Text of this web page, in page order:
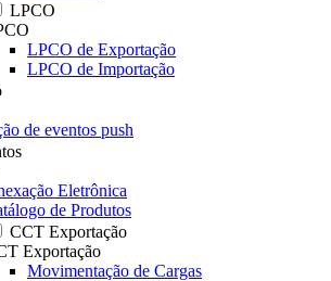
LPCO
LPCO de Exportação
LPCO de Importação
de eventos push
Eletrônica
de Produtos
CCT Exportação
Exportação
Movimentação de Cargas